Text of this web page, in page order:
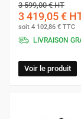
3 599,00 €HT
3 419,05 €
soit 4 102,86 € TTC
LIVRAISON
Voir le produit